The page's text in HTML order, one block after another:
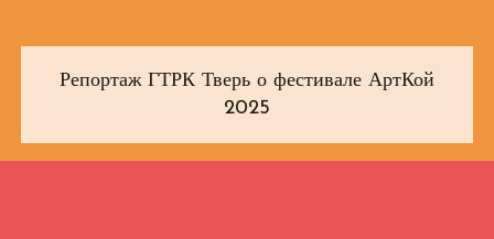
Репортаж ГТРК Тверь о фестивале АртКой
2025